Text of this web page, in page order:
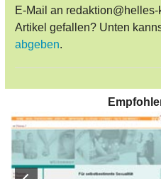
E-Mail an
Artikel gefallen? Unten
abgeben.